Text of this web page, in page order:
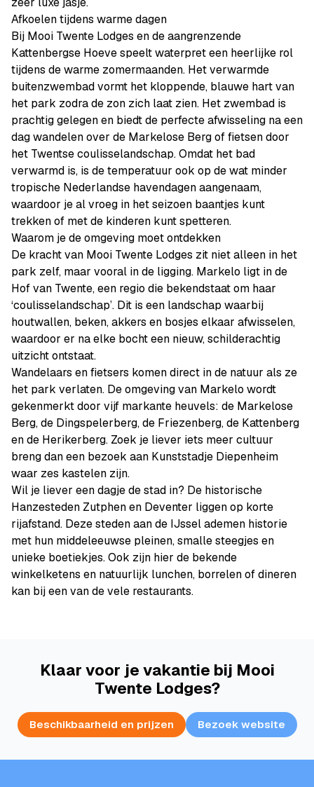
Afkoelen tijdens warme dagen
Bij Mooi Twente Lodges en de aangrenzende
Kattenbergse Hoeve speelt waterpret een heerlijke rol
tijdens de warme zomermaanden. Het verwarmde
buitenzwembad vormt het kloppende, blauwe hart van
het park zodra de zon zich laat zien. Het zwembad is
prachtig gelegen en biedt de perfecte afwisseling na een
dag wandelen over de Markelose Berg of fietsen door
het Twentse coulisselandschap. Omdat het bad
verwarmd is, is de temperatuur ook op de wat minder
tropische Nederlandse havendagen aangenaam,
waardoor je al vroeg in het seizoen baantjes kunt
trekken of met de kinderen kunt spetteren.
Waarom je de omgeving moet ontdekken
De kracht van Mooi Twente Lodges zit niet alleen in het
park zelf, maar vooral in de ligging. Markelo ligt in de
Hof van Twente, een regio die bekendstaat om haar
‘coulisselandschap’. Dit is een landschap waarbij
houtwallen, beken, akkers en bosjes elkaar afwisselen,
waardoor er na elke bocht een nieuw, schilderachtig
uitzicht ontstaat.
Wandelaars en fietsers komen direct in de natuur als ze
het park verlaten. De omgeving van Markelo wordt
gekenmerkt door vijf markante heuvels: de Markelose
Berg, de Dingspelerberg, de Friezenberg, de Kattenberg
en de Herikerberg. Zoek je liever iets meer cultuur
breng dan een bezoek aan Kunststadje Diepenheim
waar zes kastelen zijn.
Wil je liever een dagje de stad in? De historische
Hanzesteden Zutphen en Deventer liggen op korte
rijafstand. Deze steden aan de IJssel ademen historie
met hun middeleeuwse pleinen, smalle steegjes en
unieke boetiekjes. Ook zijn hier de bekende
winkelketens en natuurlijk lunchen, borrelen of dineren
kan bij een van de vele restaurants.
Klaar voor je vakantie bij Mooi
Twente Lodges?
Beschikbaarheid en prijzen Bezoek website